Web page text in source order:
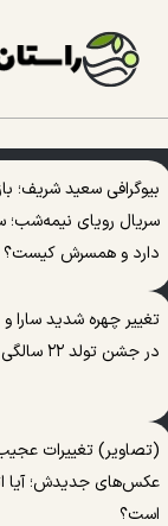
بیوگرافی سعید شریف؛
سریال رویای
دارد و همسرش کیست؟
تغییر چهره شدید سارا
در جشن تولد ۲۲ سالگی + تصاویر
(تصاویر) تغییرات عجیب
عکس‌های جدیدش؛ آیا
است؟